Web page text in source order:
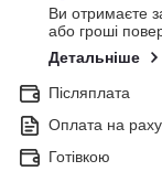
Ви отримаєте
або гроші
Детальніше
Післяплата
Оплата на
Готівкою